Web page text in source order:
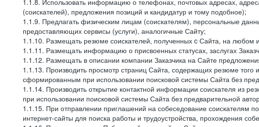
1.1.8. Использовать информацию о телефонах, почтовых адресах,
(соискателей), предложения позиций и кандидатур и тому подобное);
1.1.9. Предлагать физическим лицам (соискателям), персональные
предоставляющих сервисы (услуги), аналогичные Сайту;
1.1.10. Размещать резюме соискателей, полученных c Сайта, на любом
1.1.11. Размещать информацию о присвоенных статусах, заслугах
1.1.12. Размещать в описании компании Заказчика на Сайте
1.1.13. Производить просмотр страниц Сайта, содержащих резюме
сформированным при использовании поисковой системы Сайта без
1.1.14. Производить открытие контактной информации соискателя из
при использовании поисковой системы Сайта без предварительной
1.1.15. При отправлении приглашений на собеседование соискателям
интернет-сайты для поиска работы и трудоустройства, прохождения